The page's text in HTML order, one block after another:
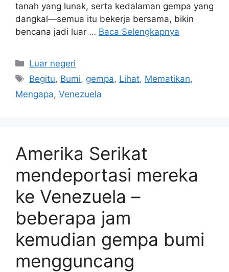
tanah yang lunak, serta kedalaman gempa yang
dangkal—semua itu bekerja bersama, bikin
bencana jadi luar … Baca Selengkapnya
Kategori
Luar negeri
Tag
Begitu, Bumi, gempa, Lihat, Mematikan,
Mengapa, Venezuela
Amerika Serikat
mendeportasi mereka
ke Venezuela –
beberapa jam
kemudian gempa bumi
mengguncang